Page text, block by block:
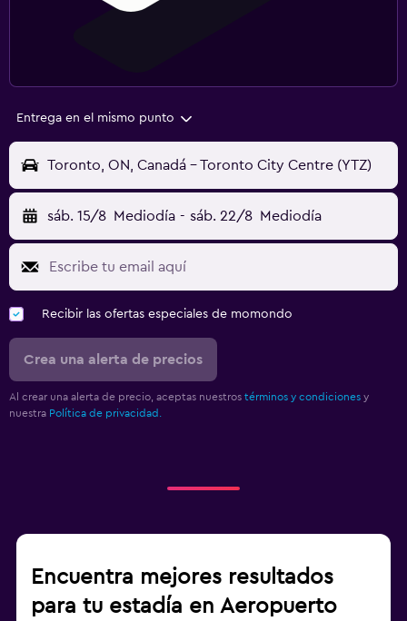
Entrega en el mismo punto
Toronto, ON, Canadá - Toronto City Centre (YTZ)
sáb. 15/8 Mediodía - sáb. 22/8 Mediodía
Recibir las ofertas especiales de momondo
Crea una alerta de precios
Al crear una alerta de precio, aceptas nuestros términos y condiciones y
nuestra Política de privacidad.
Encuentra mejores resultados
para tu estadía en Aeropuerto